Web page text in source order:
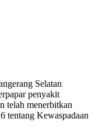
Selatan
penyakit
telah menerbitkan
tentang Kewaspadaan